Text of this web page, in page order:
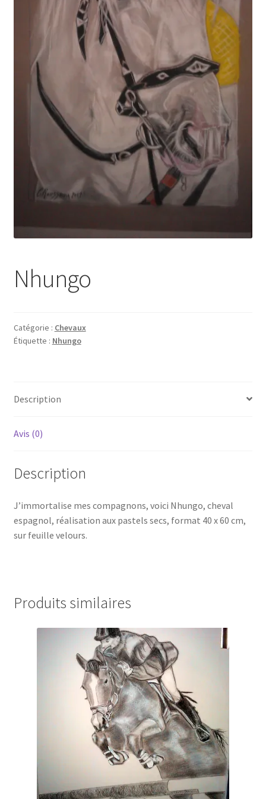
WPMS HTML Sitemap
Nhungo
Catégorie : Chevaux
Étiquette : Nhungo
Description
Avis (0)
Description
J’immortalise mes compagnons, voici Nhungo, cheval
espagnol, réalisation aux pastels secs, format 40 x 60 cm,
sur feuille velours.
Produits similaires